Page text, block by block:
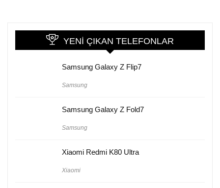
YENI ÇIKAN TELEFONLAR
Samsung Galaxy Z Flip7
Samsung
Samsung Galaxy Z Fold7
Samsung
Xiaomi Redmi K80 Ultra
Xiaomi